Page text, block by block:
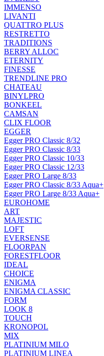
IMMENSO
LIVANTI
QUATTRO PLUS
RESTRETTO
TRADITIONS
BERRY ALLOC
ETERNITY
FINESSE
TRENDLINE PRO
CHATEAU
BINYLPRO
BONKEEL
CAMSAN
CLIX FLOOR
EGGER
Egger PRO Classic 8/32
Egger PRO Classic 8/33
Egger PRO Classic 10/33
Egger PRO Classic 12/33
Egger PRO Large 8/33
Egger PRO Classic 8/33 Aqua+
Egger PRO Large 8/33 Aqua+
EUROHOME
ART
MAJESTIC
LOFT
EVERSENSE
FLOORPAN
FORESTFLOOR
IDEAL
CHOICE
ENIGMA
ENIGMA CLASSIC
FORM
LOOK 8
TOUCH
KRONOPOL
MIX
PLATINIUM MILO
PLATINIUM LINEA